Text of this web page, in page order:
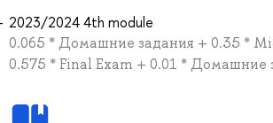
2023/2024 4th module
0.065 * Домашние задания + 0.35 *
0.575 * Final Exam + 0.01 * Домашние